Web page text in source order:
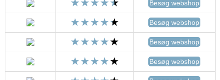
Besøg webshop
Besøg webshop
Besøg webshop
Besøg webshop